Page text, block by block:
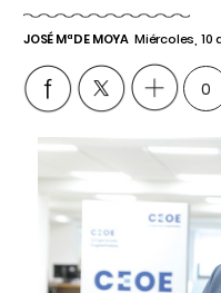
JOSÉ Mª DE MOYA Miércoles, 10
0